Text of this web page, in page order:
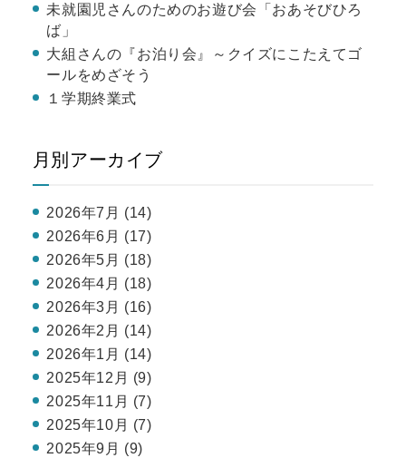
未就園児さんのためのお遊び会「おあそびひろ
ば」
大組さんの『お泊り会』～クイズにこたえてゴ
ールをめざそう
１学期終業式
月別アーカイブ
2026年7月 (14)
2026年6月 (17)
2026年5月 (18)
2026年4月 (18)
2026年3月 (16)
2026年2月 (14)
2026年1月 (14)
2025年12月 (9)
2025年11月 (7)
2025年10月 (7)
2025年9月 (9)